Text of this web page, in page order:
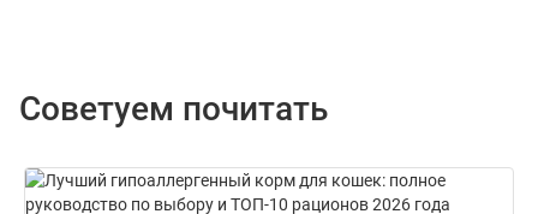
Советуем почитать